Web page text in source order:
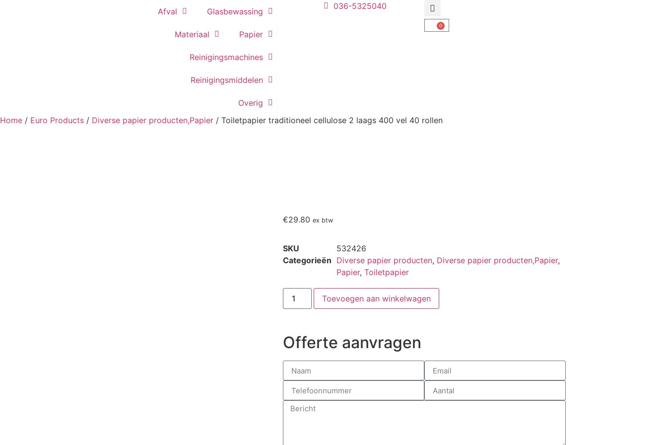
Afval Glasbewassing
Materiaal Papier
Reinigingsmachines
Reinigingsmiddelen
Overig
036-5325040
0
Home / Euro Products / Diverse papier producten,Papier / Toiletpapier traditioneel cellulose 2 laags 400 vel 40 rollen
€29.80 ex btw
SKU
532426
Categorieën Diverse papier producten, Diverse papier producten,Papier,
Papier, Toiletpapier
Toevoegen aan winkelwagen
Offerte aanvragen